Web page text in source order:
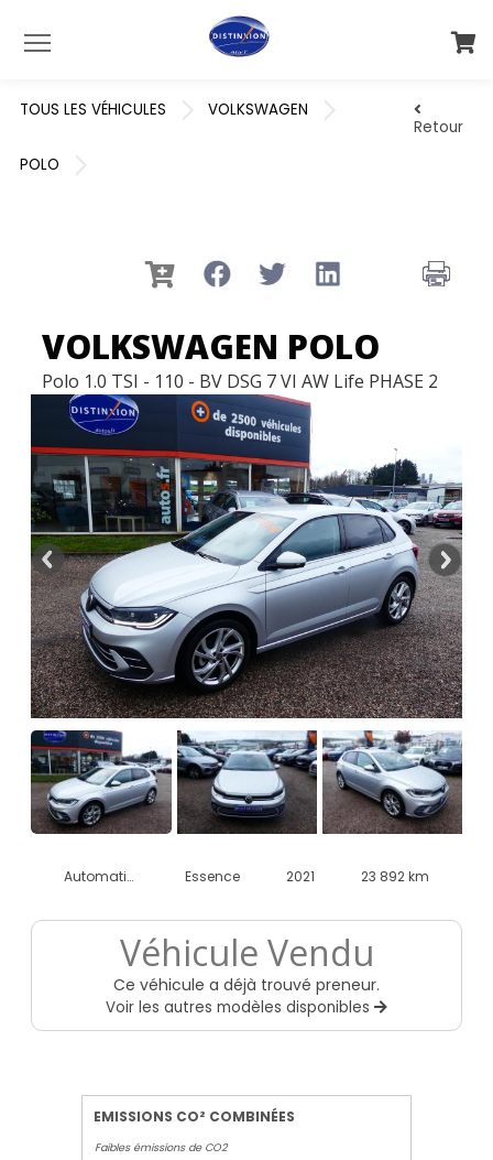
TOUS LES VÉHICULES VOLKSWAGEN
POLO
Retour
VOLKSWAGEN POLO
Polo 1.0 TSI - 110 - BV DSG 7 VI AW Life PHASE 2
Automatique Essence 2021 23 892 km
Véhicule Vendu
Ce véhicule a déjà trouvé preneur.
Voir les autres modèles disponibles
EMISSIONS CO² COMBINÉES
Faibles émissions de CO2